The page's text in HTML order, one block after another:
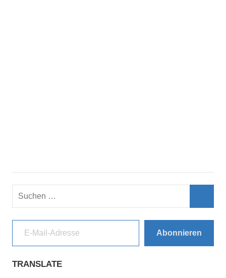
Suchen
E-Mail-Adresse
Abonnieren
TRANSLATE